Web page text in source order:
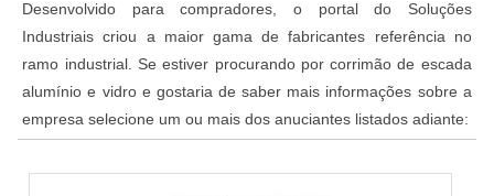
Desenvolvido para compradores, o portal do Soluções
Industriais criou a maior gama de fabricantes referência no
ramo industrial. Se estiver procurando por corrimão de escada
alumínio e vidro e gostaria de saber mais informações sobre a
empresa selecione um ou mais dos anuciantes listados adiante: